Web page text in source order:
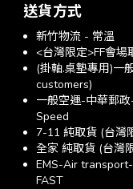
送貨方式
新竹物流 - 常溫
<台灣限定>FF會場
(掛軸.桌墊專用)一
customers)
一般空運-中華郵
Speed
7-11 純取貨 (台灣
全家 純取貨 (台灣
EMS-Air
FAST